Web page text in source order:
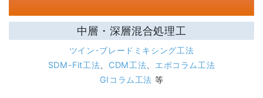
中層・深層混合処理工
ツイン･ブレードミキシング工法
SDM-Fit工法、 CDM工法、 エポコラム工法
GIコラム工法 等